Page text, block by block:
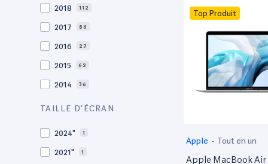
2018 112
2017 86
2016 27
2015 62
2014 36
2013
TAILLE D'ÉCRAN
2024" 1
2021" 1
Top Produit
Apple - Tout en un
Apple MacBook Air